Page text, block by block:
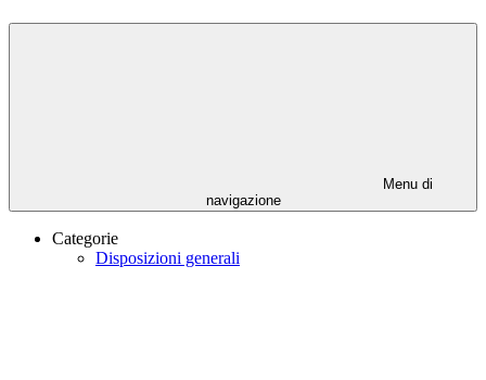
Menu di
navigazione
Categorie
Disposizioni generali